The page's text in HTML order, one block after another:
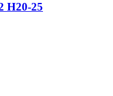
H20-25